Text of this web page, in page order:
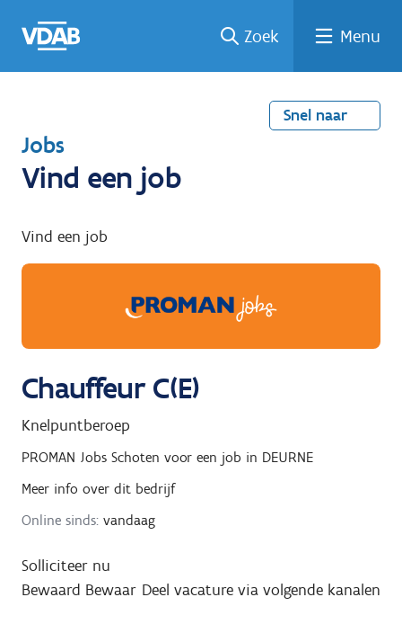
naar
een
een
job
naar
Zoek Menu
Snel naar
T
e
u
g
a
r
Jobs
Vind een job
Vind een job
Chauffeur C(E)
Knelpuntberoep
PROMAN Jobs Schoten voor een job in DEURNE
Meer info over dit bedrijf
Online sinds: vandaag
Solliciteer nu
Bewaard Bewaar Deel vacature via volgende kanalen